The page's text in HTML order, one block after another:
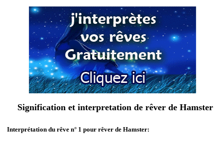
Signification et interpretation de rêver de Hamster
Interprétation du rêve n° 1 pour rêver de Hamster: